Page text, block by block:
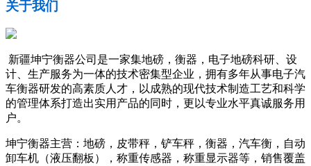
关于我们
新疆坤宁衡器公司是一家集地磅，衡器，电子地磅科研、设
计、生产服务为一体的技术密集型企业，拥有多年从事电子汽
车衡器研发的高素质人才，以成熟的现代技术制造工艺和科学
的管理体系打造出实用产品的同时，更以专业水平真诚服务用
户。
坤宁衡器主营：地磅，皮带秤，铲车秤，衡器，汽车衡，自动
卸车机（液压翻板），称重传感器，称重显示器等，销售覆盖